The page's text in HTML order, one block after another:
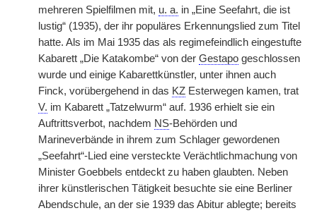
mehreren Spielfilmen mit, u. a. in „Eine Seefahrt, die ist
lustig“ (1935), der ihr populäres Erkennungslied zum Titel
hatte. Als im Mai 1935 das als regimefeindlich eingestufte
Kabarett „Die Katakombe“ von der Gestapo geschlossen
wurde und einige Kabarettkünstler, unter ihnen auch
Finck, vorübergehend in das KZ Esterwegen kamen, trat
V. im Kabarett „Tatzelwurm“ auf. 1936 erhielt sie ein
Auftrittsverbot, nachdem NS-Behörden und
Marineverbände in ihrem zum Schlager gewordenen
„Seefahrt“-Lied eine versteckte Verächtlichmachung von
Minister Goebbels entdeckt zu haben glaubten. Neben
ihrer künstlerischen Tätigkeit besuchte sie eine Berliner
Abendschule, an der sie 1939 das Abitur ablegte; bereits